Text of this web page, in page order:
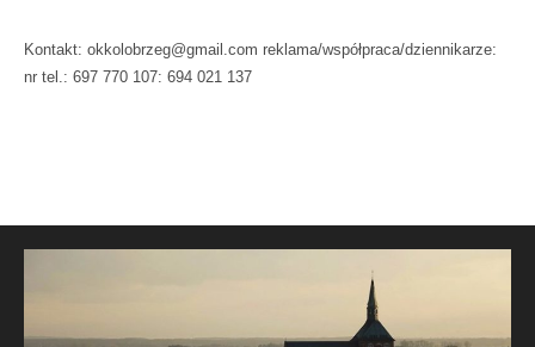
Kontakt: okkolobrzeg@gmail.com reklama/współpraca/dziennikarze:
nr tel.: 697 770 107: 694 021 137